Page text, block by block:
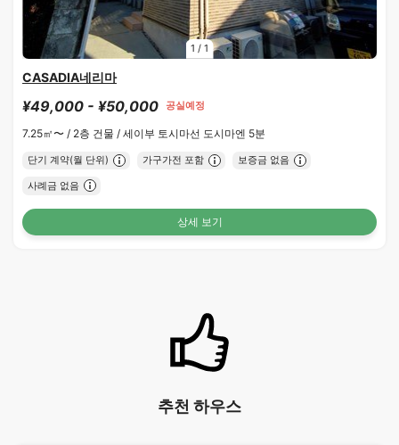
1 / 1
CASADIA네리마
¥49,000 - ¥50,000 공실예정
7.25㎡〜 / 2층 건물 / 세이부 토시마선 도시마엔 5분
단기 계약(월 단위) 가구가전 포함 보증금 없음
사례금 없음
상세 보기
추천 하우스